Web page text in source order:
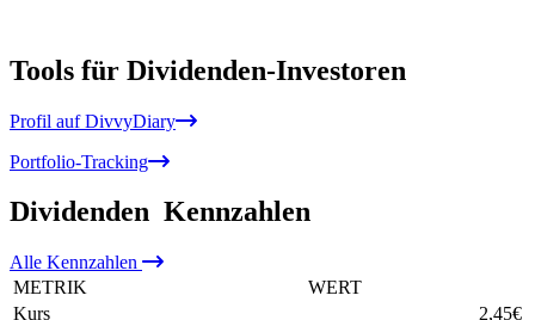
Tools für Dividenden-Investoren
Profil auf DivvyDiary
Portfolio-Tracking
Dividenden Kennzahlen
Alle Kennzahlen
METRIK
WERT
Kurs
2,45€